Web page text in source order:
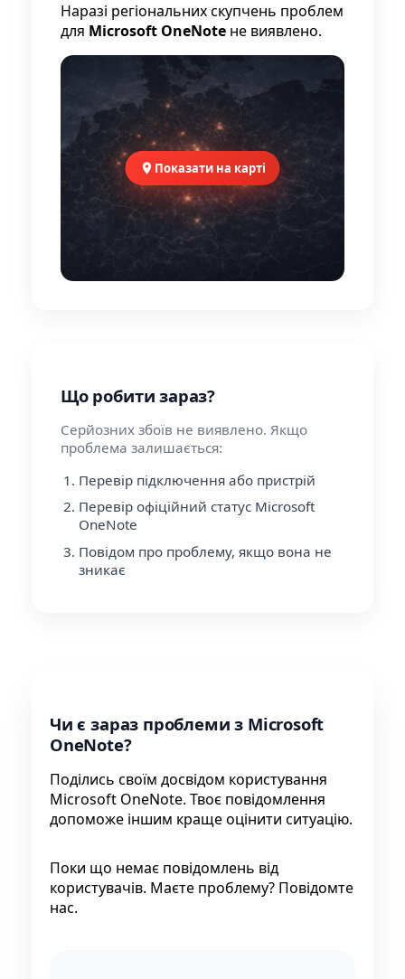
Наразі регіональних скупчень проблем
для Microsoft OneNote не виявлено.
Показати на карті
Що робити зараз?
Серйозних збоїв не виявлено. Якщо
проблема залишається:
Перевір підключення або пристрій
Перевір офіційний статус Microsoft
OneNote
Повідом про проблему, якщо вона не
зникає
Чи є зараз проблеми з Microsoft
OneNote?
Поділись своїм досвідом користування
Microsoft OneNote. Твоє повідомлення
допоможе іншим краще оцінити ситуацію.
Поки що немає повідомлень від
користувачів. Маєте проблему? Повідомте
нас.